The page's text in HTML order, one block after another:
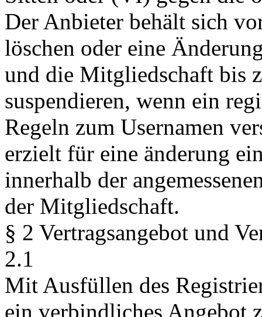
Der Anbieter behält sich
löschen oder eine
und die Mitgliedschaft bis
suspendieren, wenn ein
Regeln zum Usernamen
erzielt für eine änderung
innerhalb der
der Mitgliedschaft.
§ 2 Vertragsangebot und
2.1
Mit Ausfüllen des
ein verbindliches Angebot